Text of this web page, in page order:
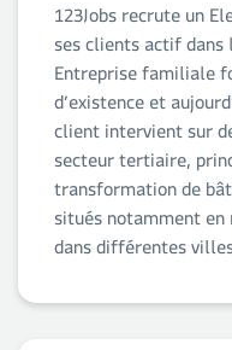
123Jobs recrute un
ses clients actif
Entreprise familiale
d’existence et
client intervient sur
secteur tertiaire,
transformation de
situés notamment
dans différentes